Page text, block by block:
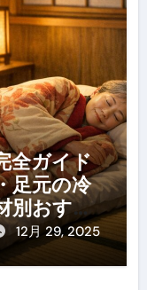
全ガイド
足元の冷
別おすす
まで
12月 29, 2025